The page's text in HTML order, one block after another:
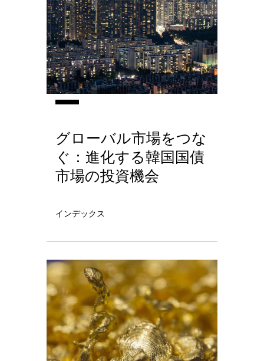
グローバル市場をつな
ぐ：進化する韓国国債
市場の投資機会
インデックス